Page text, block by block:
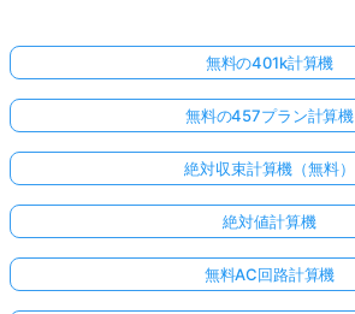
無料の401k計算機
無料の457プラン計算機
絶対収束計算機（無料）
絶対値計算機
無料AC回路計算機